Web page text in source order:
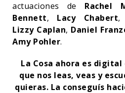
actuaciones de Rachel
Bennett, Lacy Chabert
Lizzy Caplan, Daniel
Amy Pohler.
La Cosa ahora es
que nos leas, veas y
quieras. La conseguís